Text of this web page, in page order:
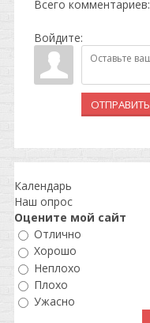
Всего комментариев:
Войдите:
ОТПРАВИТЬ
Календарь
Наш опрос
Оцените мой сайт
Отлично
Хорошо
Неплохо
Плохо
Ужасно